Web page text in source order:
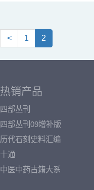
< 1 2
热销产品
四部丛刊
四部丛刊09增补版
历代石刻史料汇编
十通
中医中药古籍大系